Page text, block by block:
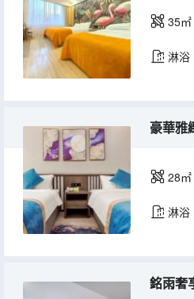
35㎡
淋浴
豪華雅
28㎡
淋浴
銘雨奢